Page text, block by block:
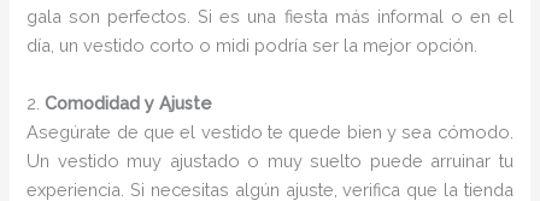
gala son perfectos. Si es una fiesta más informal o en el
día, un vestido corto o midi podría ser la mejor opción.
2.Comodidad y Ajuste
Asegúrate de que el vestido te quede bien y sea cómodo.
Un vestido muy ajustado o muy suelto puede arruinar tu
experiencia. Si necesitas algún ajuste, verifica que la tienda